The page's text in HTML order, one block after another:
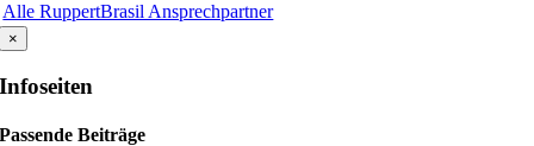
Alle RuppertBrasil Ansprechpartner
×
Infoseiten
Passende Beiträge